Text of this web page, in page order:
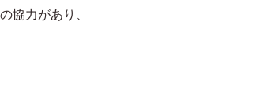
協力があり、